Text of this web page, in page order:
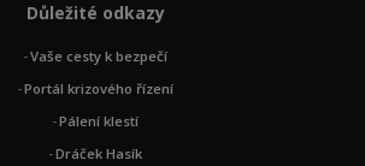
Důležité odkazy
Vaše cesty k bezpečí
Portál krizového řízení
Pálení klestí
Dráček Hasík